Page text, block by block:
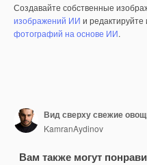
Создавайте собственные
изображений ИИ и
фотографий на основе ИИ.
KamranAydinov
Вам также могут